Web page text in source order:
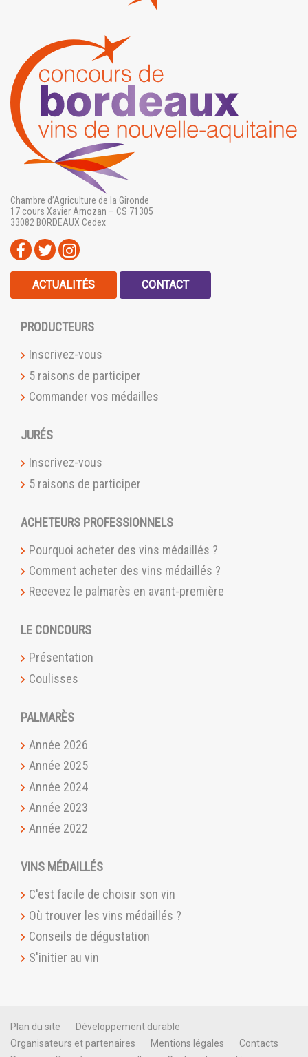
Chambre d’Agriculture de la Gironde
17 cours Xavier Arnozan – CS 71305
33082 BORDEAUX Cedex
ACTUALITÉS CONTACT
PRODUCTEURS
Inscrivez-vous
5 raisons de participer
Commander vos médailles
JURÉS
Inscrivez-vous
5 raisons de participer
ACHETEURS PROFESSIONNELS
Pourquoi acheter des vins médaillés ?
Comment acheter des vins médaillés ?
Recevez le palmarès en avant-première
LE CONCOURS
Présentation
Coulisses
PALMARÈS
Année 2026
Année 2025
Année 2024
Année 2023
Année 2022
VINS MÉDAILLÉS
C'est facile de choisir son vin
Où trouver les vins médaillés ?
Conseils de dégustation
S'initier au vin
Plan du site
Développement durable
Organisateurs et partenaires
Mentions légales
Contacts